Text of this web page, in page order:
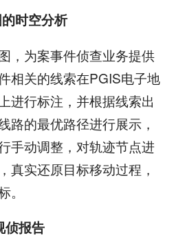
时空分析
为案事件侦查业务提供
相关的线索在PGIS电子地
进行标注，并根据线索出
路的最优路径进行展示，
手动调整，对轨迹节点进
真实还原目标移动过程，
侦报告